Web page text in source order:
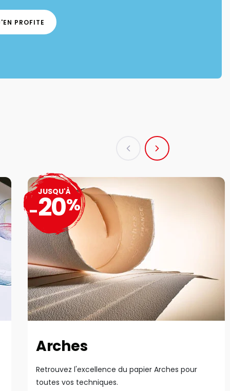
PROFITE
Arches
Retrouvez l'excellence du papier Arches pour
toutes vos techniques.
JUSQU'À
-20%